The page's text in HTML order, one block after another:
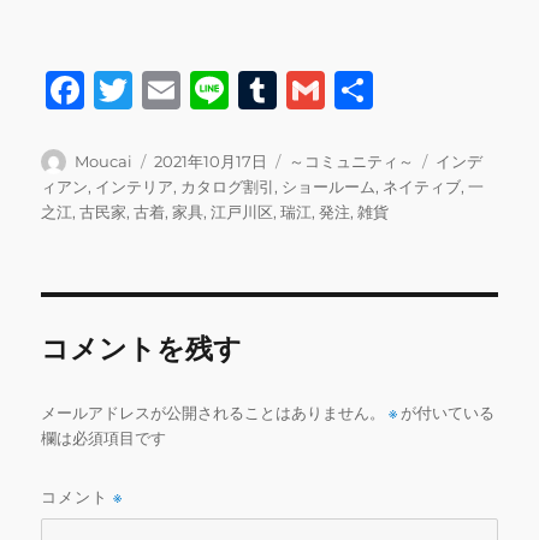
F
c
e
o
k
T
it
te
E
ai
l
Li
e
T
m
bl
G
ai
l
投
稿
者
Moucai
投
稿
日:
2021年10月17日
カ
テ
ゴ
～コミュニティ～
タ
グ
インデ
ィアン, インテリア, カタログ割引, ショールーム, ネイティブ,一
之江,古民家,古着,家具,江戸川区,瑞江,発注,雑貨
コメントを残す
メールアドレスが公開されることはありません。 ※ が付いている
欄は必須項目です
コメント※